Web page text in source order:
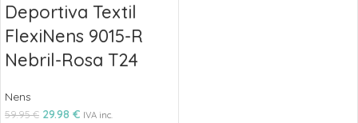
Deportiva Textil
FlexiNens 9015-R
Nebril-Rosa T24
Nens
59.95€ 29.98 € IVA inc.